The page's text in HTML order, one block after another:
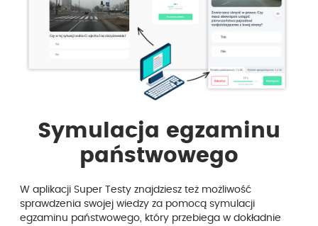
Symulacja egzaminu
państwowego
W aplikacji Super Testy znajdziesz też możliwość
sprawdzenia swojej wiedzy za pomocą symulacji
egzaminu państwowego, który przebiega w dokładnie